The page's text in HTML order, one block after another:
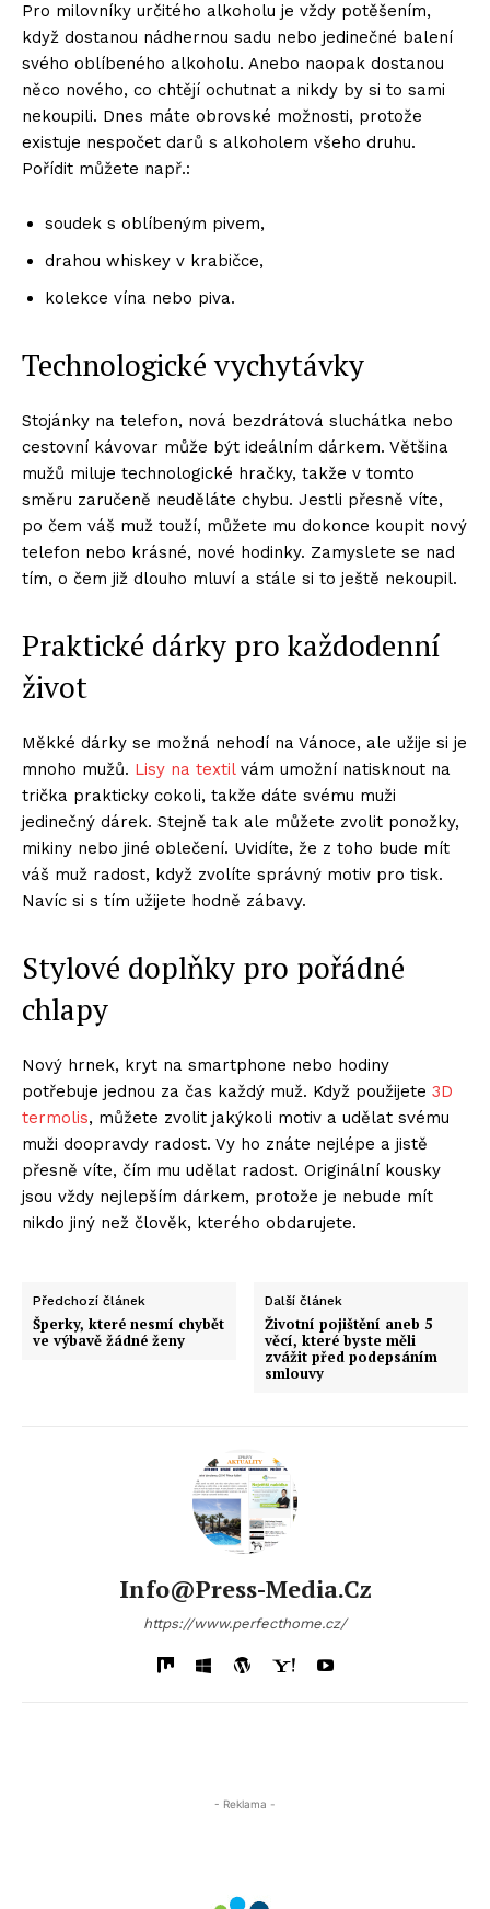
Pro milovníky určitého alkoholu je vždy potěšením,
když dostanou nádhernou sadu nebo jedinečné balení
svého oblíbeného alkoholu. Anebo naopak dostanou
něco nového, co chtějí ochutnat a nikdy by si to sami
nekoupili. Dnes máte obrovské možnosti, protože
existuje nespočet darů s alkoholem všeho druhu.
Pořídit můžete např.:
soudek s oblíbeným pivem,
drahou whiskey v krabičce,
kolekce vína nebo piva.
Technologické vychytávky
Stojánky na telefon, nová bezdrátová sluchátka nebo
cestovní kávovar může být ideálním dárkem. Většina
mužů miluje technologické hračky, takže v tomto
směru zaručeně neuděláte chybu. Jestli přesně víte,
po čem váš muž touží, můžete mu dokonce koupit nový
telefon nebo krásné, nové hodinky. Zamyslete se nad
tím, o čem již dlouho mluví a stále si to ještě nekoupil.
Praktické dárky pro každodenní
život
Měkké dárky se možná nehodí na Vánoce, ale užije si je
mnoho mužů. Lisy na textil vám umožní natisknout na
trička prakticky cokoli, takže dáte svému muži
jedinečný dárek. Stejně tak ale můžete zvolit ponožky,
mikiny nebo jiné oblečení. Uvidíte, že z toho bude mít
váš muž radost, když zvolíte správný motiv pro tisk.
Navíc si s tím užijete hodně zábavy.
Stylové doplňky pro pořádné
chlapy
Nový hrnek, kryt na smartphone nebo hodiny
potřebuje jednou za čas každý muž. Když použijete 3D
termolis, můžete zvolit jakýkoli motiv a udělat svému
muži doopravdy radost. Vy ho znáte nejlépe a jistě
přesně víte, čím mu udělat radost. Originální kousky
jsou vždy nejlepším dárkem, protože je nebude mít
nikdo jiný než člověk, kterého obdarujete.
Předchozí článek
Šperky, které nesmí chybět
ve výbavě žádné ženy
Další článek
Životní pojištění aneb 5
věcí, které byste měli
zvážit před podepsáním
smlouvy
Info@press-Media.cz
https://www.perfecthome.cz/
- Reklama -